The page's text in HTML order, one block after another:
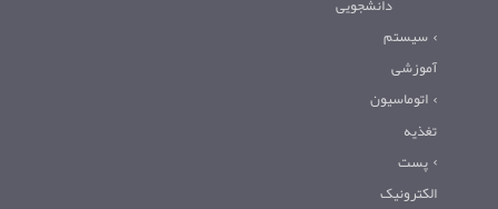
سیستم
آموزشی
اتوماسیون
تغذیه
پست
الکترونیک